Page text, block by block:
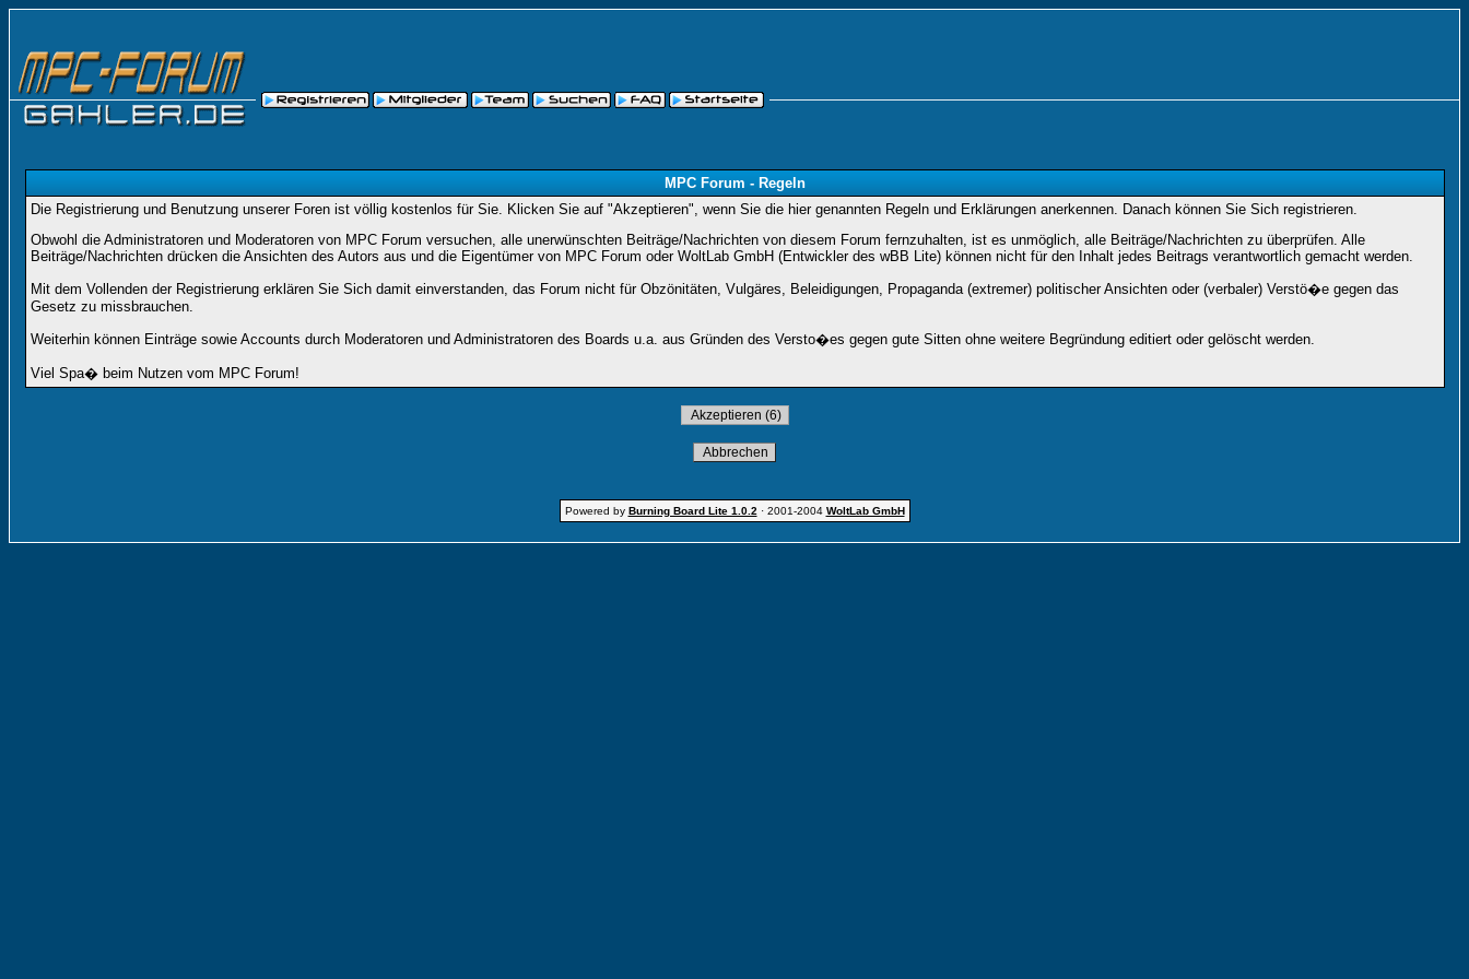
MPC Forum - Regeln
Die Registrierung und Benutzung unserer Foren ist völlig kostenlos für Sie. Klicken Sie auf "Akzeptieren", wenn Sie die hier genannten Regeln und Erklärungen anerkennen. Danach können Sie Sich registrieren.
Obwohl die Administratoren und Moderatoren von MPC Forum versuchen, alle unerwünschten Beiträge/Nachrichten von diesem Forum fernzuhalten, ist es unmöglich, alle Beiträge/Nachrichten zu überprüfen. Alle
Beiträge/Nachrichten drücken die Ansichten des Autors aus und die Eigentümer von MPC Forum oder WoltLab GmbH (Entwickler des wBB Lite) können nicht für den Inhalt jedes Beitrags verantwortlich gemacht werden.
Mit dem Vollenden der Registrierung erklären Sie Sich damit einverstanden, das Forum nicht für Obzönitäten, Vulgäres, Beleidigungen, Propaganda (extremer) politischer Ansichten oder (verbaler) Verstö�e gegen das
Gesetz zu missbrauchen.
Weiterhin können Einträge sowie Accounts durch Moderatoren und Administratoren des Boards u.a. aus Gründen des Versto�es gegen gute Sitten ohne weitere Begründung editiert oder gelöscht werden.
Viel Spa� beim Nutzen vom MPC Forum!
Powered by Burning Board Lite 1.0.2 · 2001-2004 WoltLab GmbH